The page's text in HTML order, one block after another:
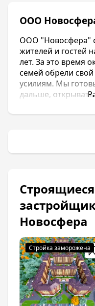
ООО
ООО "Новосфера"
жителей и гостей
лет. За это время
семей обрели
усилиям. Мы
дальше,
добрыми
Новосфера